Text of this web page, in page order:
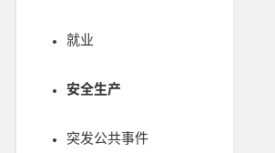
就业
安全生产
突发公共事件